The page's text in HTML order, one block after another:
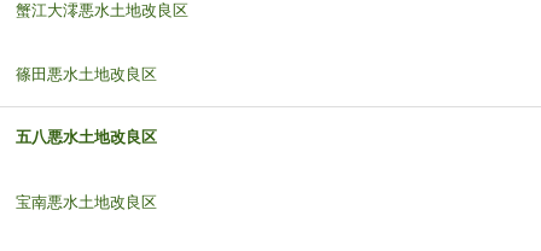
蟹江大澪悪水土地改良区
篠田悪水土地改良区
五八悪水土地改良区
宝南悪水土地改良区